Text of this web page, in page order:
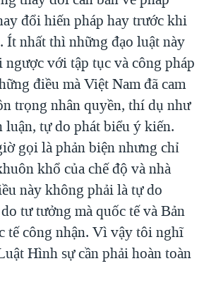
đổi hiến pháp hay trước khi
Ít nhất thì những đạo luật này
với tập tục và công pháp
điều mà Việt Nam đã cam
trọng nhân quyền, thí dụ như
tự do phát biểu ý kiến.
gọi là phản biện nhưng chỉ
khổ của chế độ và nhà
này không phải là tự do
tư tưởng mà quốc tế và Bản
tế công nhận. Vì vậy tôi nghĩ
Hình sự cần phải hoàn toàn